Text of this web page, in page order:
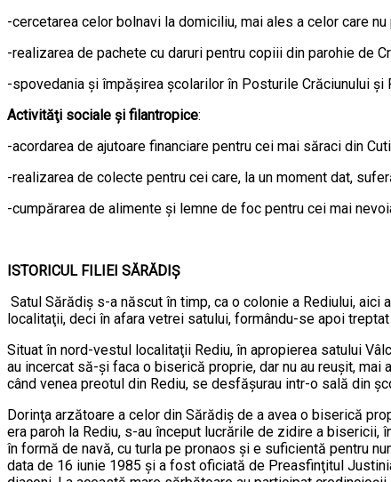
-cercetarea celor bolnavi la domiciliu, mai ales a celor care
-realizarea de pachete cu daruri pentru copiii din parohie de
-spovedania şi împăşirea şcolarilor în Posturile Crăciunului şi
Activităţi sociale şi filantropice:
-acordarea de ajutoare financiare pentru cei mai săraci din
-realizarea de colecte pentru cei care, la un moment dat,
-cumpărarea de alimente şi lemne de foc pentru cei mai
ISTORICUL FILIEI SĂRĂDIŞ
Satul Sărădiş s-a născut în timp, ca o colonie a Rediului,
localitaţii, deci în afara vetrei satului, formându-se apoi
Situat în nord-vestul localitaţii Rediu, în apropierea satului
au incercat să-şi faca o biserică proprie, dar nu au reuşit,
când venea preotul din Rediu, se desfăşurau intr-o sală din
Dorinţa arzătoare a celor din Sărădiş de a avea o biserică
era paroh la Rediu, s-au început lucrările de zidire a
în formă de navă, cu turla pe pronaos şi e suficientă pentru
data de 16 iunie 1985 şi a fost oficiată de Preasfinţitul